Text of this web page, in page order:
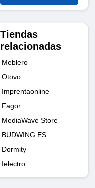
Tiendas
relacionadas
Meblero
Otovo
Imprentaonline
Fagor
MediaWave Store
BUDWING ES
Dormity
Ielectro